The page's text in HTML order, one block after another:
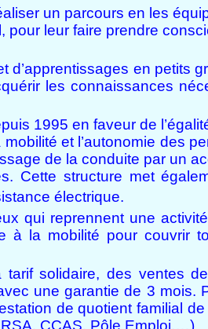
un parcours en les
pour leur faire prendre
d’apprentissages en petits
les connaissances
1995 en faveur de
et l’autonomie des
de la conduite par un
Cette structure met
électrique.
qui reprennent une
la mobilité pour couvrir
solidaire, des ventes
une garantie de 3 mois.
de quotient familial
CCAS, Pôle Emploi,…)